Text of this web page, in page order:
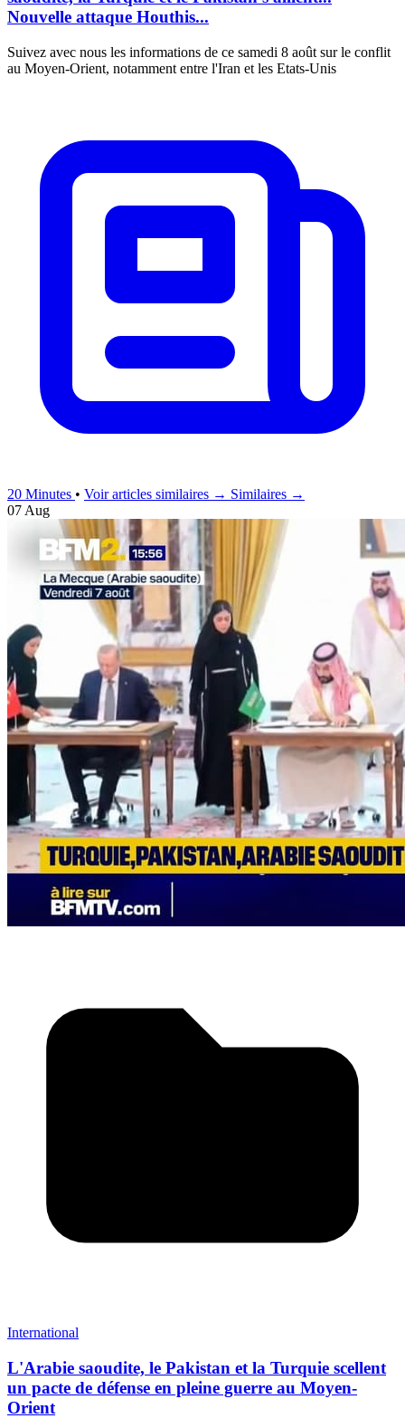
Nouvelle attaque Houthis...
Suivez avec nous les informations de ce samedi 8 août sur le conflit
au Moyen-Orient, notamment entre l'Iran et les Etats-Unis
20 Minutes • Voir articles similaires → Similaires →
07 Aug
International
L'Arabie saoudite, le Pakistan et la Turquie scellent
un pacte de défense en pleine guerre au Moyen-
Orient